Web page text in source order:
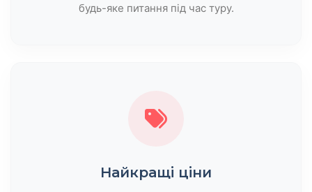
будь-яке питання під час туру.
Найкращі ціни